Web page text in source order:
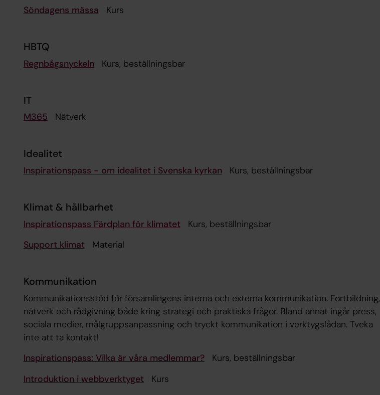
Söndagens mässa Kurs
HBTQ
RegnbågsnyckelnKurs, beställningsbar
IT
M365 Nätverk
Idealitet
Inspirationspass - om idealitet i Svenska kyrkanKurs, beställningsbar
Klimat & hållbarhet
Inspirationspass Färdplan för klimatetKurs, beställningsbar
Support klimatMaterial
Kommunikation
Kommunikationsstöd för församlingens interna och externa kommunikation. Fortbildning,
nätverk och rådgivning både kring strategi och praktiska frågor. Bland annat ingår press,
sociala medier, målgruppsanpassning och tryckt kommunikation i verktygslådan. Tveka
inte att ta kontakt!
Inspirationspass: Vilka är våra medlemmar?Kurs, beställningsbar
Introduktion i webbverktygetKurs